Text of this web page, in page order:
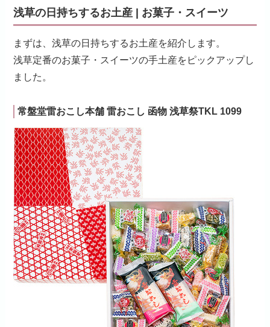
浅草の日持ちするお土産 | お菓子・スイーツ
まずは、浅草の日持ちするお土産を紹介します。
浅草定番のお菓子・スイーツの手土産をピックアップし
ました。
常盤堂雷おこし本舗 雷おこし 函物 浅草祭TKL 1099